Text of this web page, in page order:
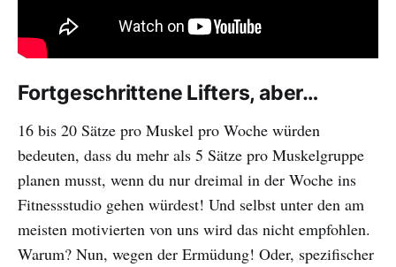
Fortgeschrittene Lifters, aber…
16 bis 20 Sätze pro Muskel pro Woche würden
bedeuten, dass du mehr als 5 Sätze pro Muskelgruppe
planen musst, wenn du nur dreimal in der Woche ins
Fitnessstudio gehen würdest! Und selbst unter den am
meisten motivierten von uns wird das nicht empfohlen.
Warum? Nun, wegen der Ermüdung! Oder, spezifischer